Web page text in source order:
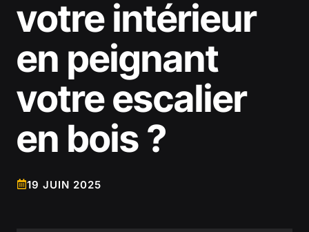
votre intérieur
en peignant
votre escalier
en bois ?
19 JUIN 2025